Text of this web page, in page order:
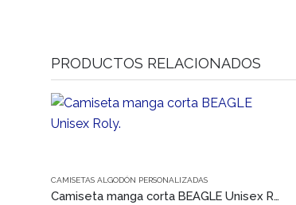
PRODUCTOS RELACIONADOS
CAMISETAS ALGODÓN PERSONALIZADAS
Camiseta manga corta BEAGLE Unisex Roly.